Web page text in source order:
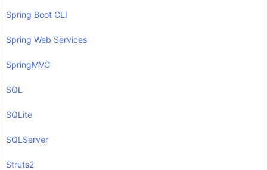
Spring Boot CLI
Spring Web Services
SpringMVC
SQL
SQLite
SQLServer
Struts2